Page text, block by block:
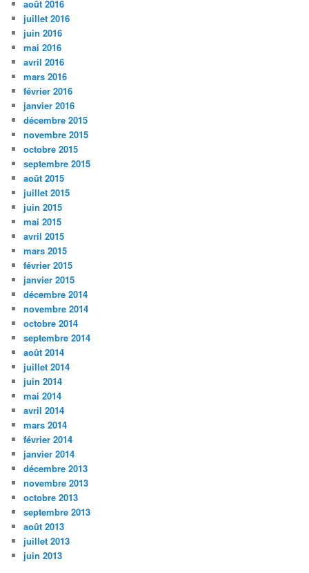
août 2016
juillet 2016
juin 2016
mai 2016
avril 2016
mars 2016
février 2016
janvier 2016
décembre 2015
novembre 2015
octobre 2015
septembre 2015
août 2015
juillet 2015
juin 2015
mai 2015
avril 2015
mars 2015
février 2015
janvier 2015
décembre 2014
novembre 2014
octobre 2014
septembre 2014
août 2014
juillet 2014
juin 2014
mai 2014
avril 2014
mars 2014
février 2014
janvier 2014
décembre 2013
novembre 2013
octobre 2013
septembre 2013
août 2013
juillet 2013
juin 2013